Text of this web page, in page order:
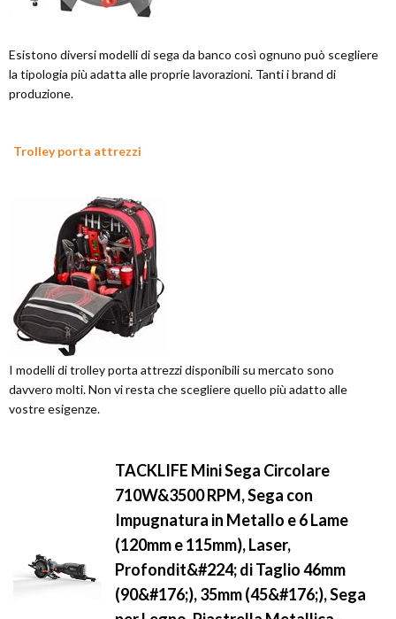
Esistono diversi modelli di sega da banco così ognuno può scegliere
la tipologia più adatta alle proprie lavorazioni. Tanti i brand di
produzione.
Trolley porta attrezzi
I modelli di trolley porta attrezzi disponibili su mercato sono
davvero molti. Non vi resta che scegliere quello più adatto alle
vostre esigenze.
TACKLIFE Mini Sega Circolare
710W&3500 RPM, Sega con
Impugnatura in Metallo e 6 Lame
(120mm e 115mm), Laser,
Profondit&#224; di Taglio 46mm
(90&#176;), 35mm (45&#176;), Sega